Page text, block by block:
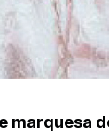
marquesa